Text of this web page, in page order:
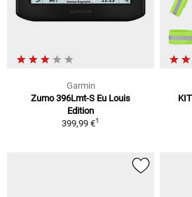
Garmin
Zumo 396Lmt-S Eu Louis
Edition
399,99 €1